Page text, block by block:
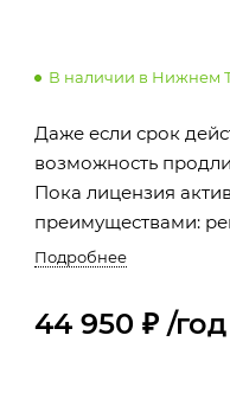
В наличии в Нижнем
Даже если срок
возможность
Пока лицензия
преимуществами:
Подробнее
44 950 ₽ /год